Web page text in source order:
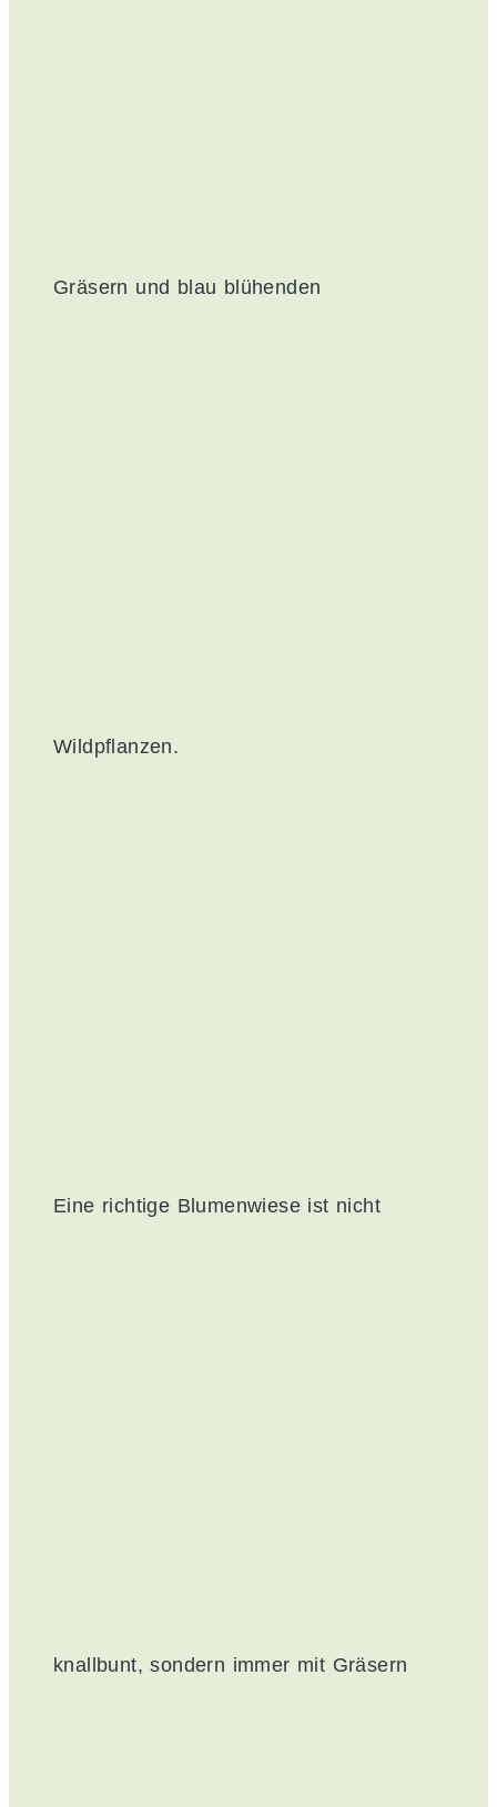
Eine richtige Blumenwiese ist nicht
knallbunt, sondern immer mit Gräsern